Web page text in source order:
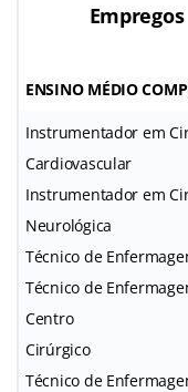
Empregos
ENSINO MÉDIO
Instrumentador em
Cardiovascular
Instrumentador em
Neurológica
Técnico de
Técnico de
Centro
Cirúrgico
Técnico de